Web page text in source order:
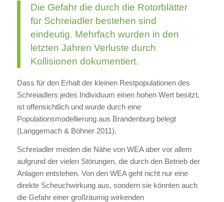
Die Gefahr die durch die Rotorblätter
für Schreiadler bestehen sind
eindeutig. Mehrfach wurden in den
letzten Jahren Verluste durch
Kollisionen dokumentiert.
Dass für den Erhalt der kleinen Restpopulationen des
Schreiadlers jedes Individuum einen hohen Wert besitzt,
ist offensichtlich und wurde durch eine
Populationsmodellierung aus Brandenburg belegt
(Langgemach & Böhner 2011).
Schreiadler meiden die Nähe von WEA aber vor allem
aufgrund der vielen Störungen, die durch den Betrieb der
Anlagen entstehen. Von den WEA geht nicht nur eine
direkte Scheuchwirkung aus, sondern sie könnten auch
die Gefahr einer großräumig wirkenden